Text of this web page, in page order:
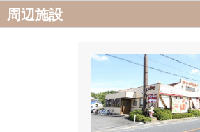
周辺施設